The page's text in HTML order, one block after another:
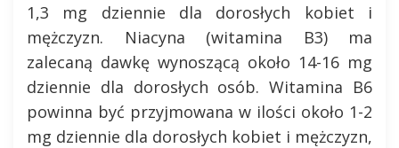
1,3 mg dziennie dla dorosłych kobiet i
mężczyzn. Niacyna (witamina B3) ma
zalecaną dawkę wynoszącą około 14-16 mg
dziennie dla dorosłych osób. Witamina B6
powinna być przyjmowana w ilości około 1-2
mg dziennie dla dorosłych kobiet i mężczyzn,